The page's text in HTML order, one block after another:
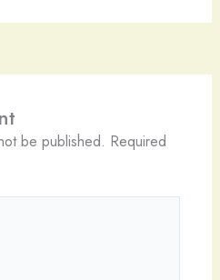
be published. Required